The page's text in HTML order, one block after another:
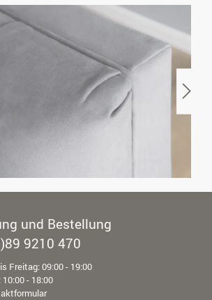
und Bestellung
9210 470
Freitag: 09:00 - 19:00
- 18:00